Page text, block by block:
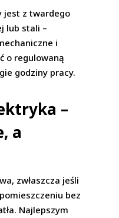
jest z twardego
lub stali –
i
o regulowaną
godziny pracy.
–
a
zwłaszcza jeśli
bez
Najlepszym